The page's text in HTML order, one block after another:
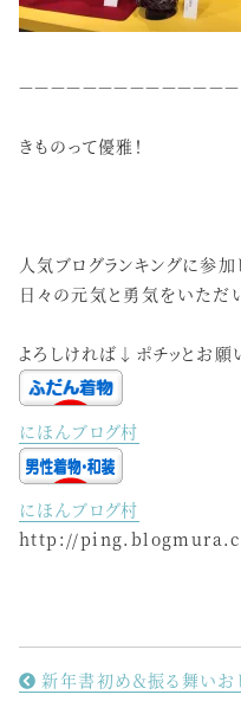
－－－－－－－－－－－－－
きものって優雅！
人気ブログランキングに参加
日々の元気と勇気をいただ
よろしければ↓ポチッとお
にほんブログ村
にほんブログ村
http://
新年書初め＆振る舞いお